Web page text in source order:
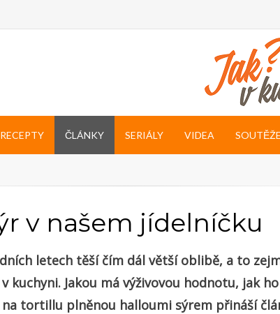
RECEPTY ČLÁNKY SERIÁLY VIDEA
v našem jídelníčku
letech těší čím dál větší oblibě, a to
kuchyni. Jakou má výživovou hodnotu, jak
tortillu plněnou halloumi sýrem přináší